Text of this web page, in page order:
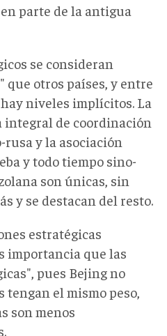
parte de la antigua
se consideran
que otros países, y entre
niveles implícitos. La
integral de coordinación
y la asociación
y todo tiempo sino-
son únicas, sin
y se destacan del resto.
estratégicas
importancia que las
pues Bejing no
tengan el mismo peso,
son menos